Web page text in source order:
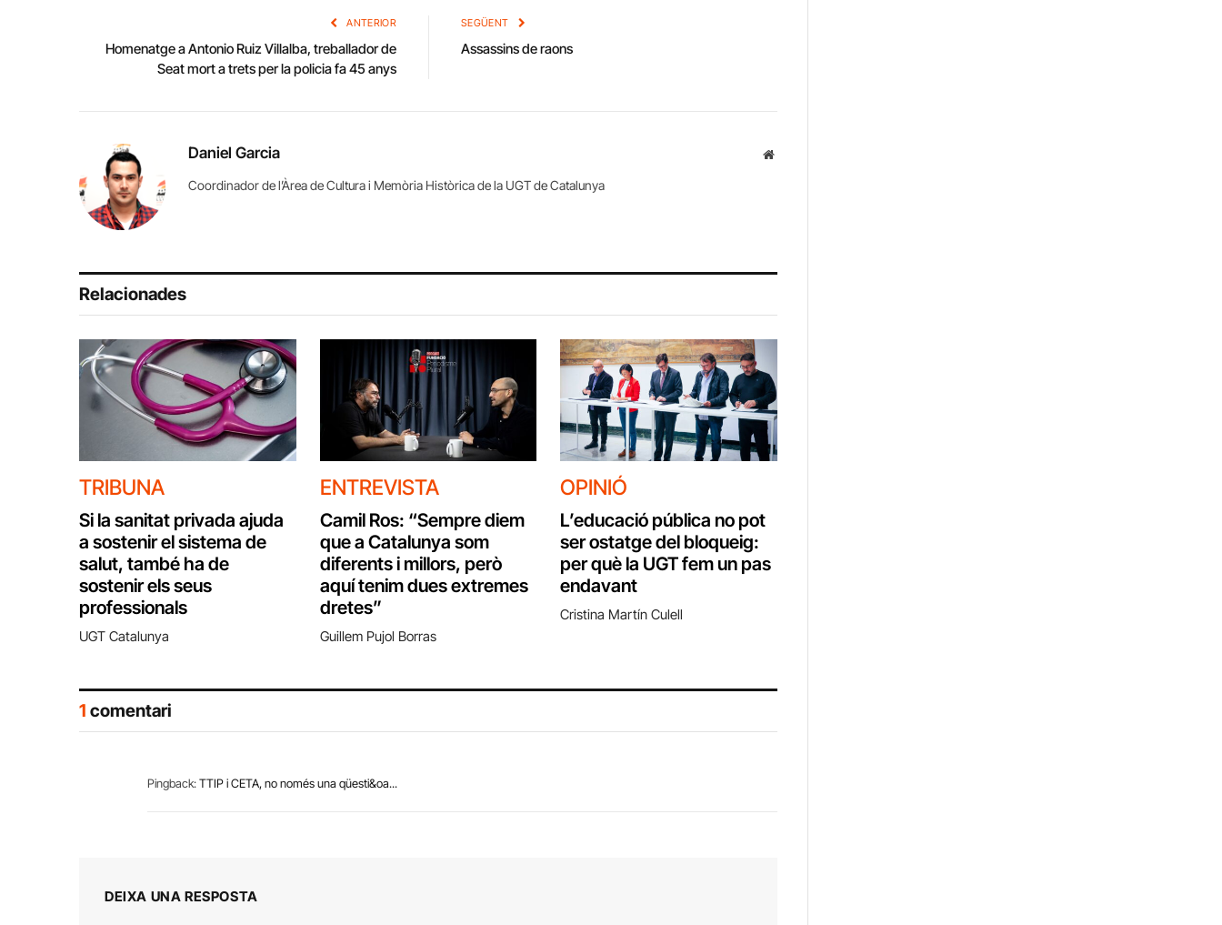
ANTERIOR
Homenatge a Antonio Ruiz Villalba, treballador de
Seat mort a trets per la policia fa 45 anys
SEGÜENT
Assassins de raons
Daniel Garcia Website
Coordinador de l’Àrea de Cultura i Memòria Històrica de la UGT de Catalunya
Relacionades
TRIBUNA
Si la sanitat privada ajuda
a sostenir el sistema de
salut, també ha de
sostenir els seus
professionals
UGT Catalunya
ENTREVISTA
Camil Ros: “Sempre diem
que a Catalunya som
diferents i millors, però
aquí tenim dues extremes
dretes”
Guillem Pujol Borras
OPINIÓ
L’educació pública no pot
ser ostatge del bloqueig:
per què la UGT fem un pas
endavant
Cristina Martín Culell
1 comentari
Pingback:TTIP i CETA, no només una qüesti&oa...
DEIXA UNA RESPOSTA